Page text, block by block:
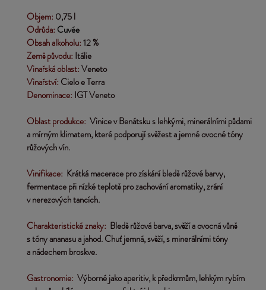
Objem: 0,75 l
Odrůda: Cuvée
Obsah alkoholu: 12 %
Země původu: Itálie
Vinařská oblast: Veneto
Vinařství: Cielo e Terra
Denominace: IGT Veneto
Oblast produkce: Vinice v Benátsku s lehkými, minerálními půdami
a mírným klimatem, které podporují svěžest a jemné ovocné tóny
růžových vín.
Vinifikace: Krátká macerace pro získání bledě růžové barvy,
fermentace při nízké teplotě pro zachování aromatiky, zrání
v nerezových tancích.
Charakteristické znaky: Bledě růžová barva, svěží a ovocná vůně
s tóny ananasu a jahod. Chuť jemná, svěží, s minerálními tóny
a nádechem broskve.
Gastronomie:
  Výborné jako aperitiv, k předkrmům, lehkým rybím